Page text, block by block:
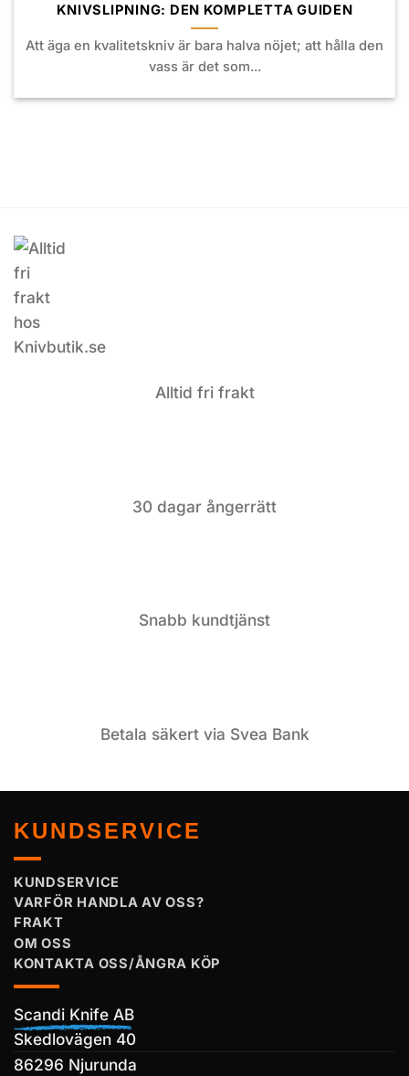
KNIVSLIPNING: DEN KOMPLETTA GUIDEN
Att äga en kvalitetskniv är bara halva nöjet; att hålla den
vass är det som...
Alltid fri frakt
30 dagar ångerrätt
Snabb kundtjänst
Betala säkert via Svea Bank
KUNDSERVICE
KUNDSERVICE
VARFÖR HANDLA AV OSS?
FRAKT
OM OSS
KONTAKTA OSS/ÅNGRA KÖP
Scandi Knife AB
Skedlovägen 40
86296 Njurunda